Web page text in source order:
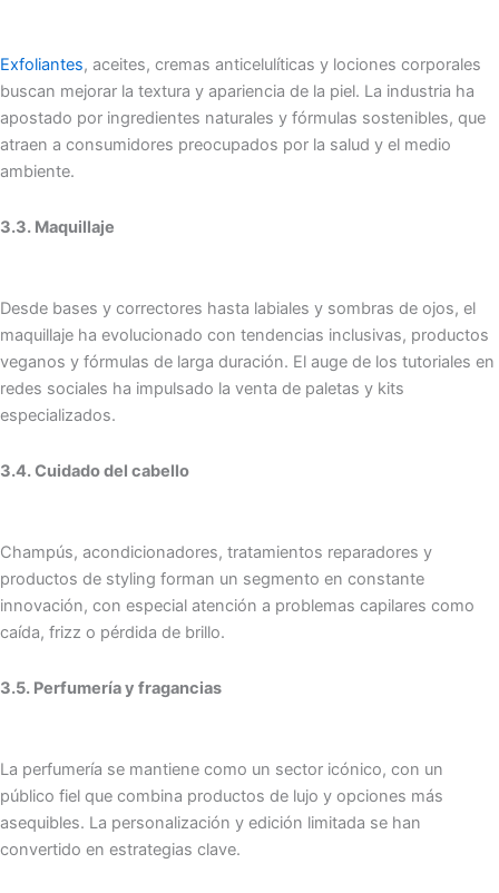
Exfoliantes, aceites, cremas anticelulíticas y lociones corporales
buscan mejorar la textura y apariencia de la piel. La industria ha
apostado por ingredientes naturales y fórmulas sostenibles, que
atraen a consumidores preocupados por la salud y el medio
ambiente.
3.3. Maquillaje
Desde bases y correctores hasta labiales y sombras de ojos, el
maquillaje ha evolucionado con tendencias inclusivas, productos
veganos y fórmulas de larga duración. El auge de los tutoriales en
redes sociales ha impulsado la venta de paletas y kits
especializados.
3.4. Cuidado del cabello
Champús, acondicionadores, tratamientos reparadores y
productos de styling forman un segmento en constante
innovación, con especial atención a problemas capilares como
caída, frizz o pérdida de brillo.
3.5. Perfumería y fragancias
La perfumería se mantiene como un sector icónico, con un
público fiel que combina productos de lujo y opciones más
asequibles. La personalización y edición limitada se han
convertido en estrategias clave.